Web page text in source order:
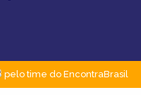
pelo time do EncontraBrasil